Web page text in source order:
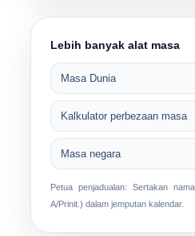
Lebih banyak alat masa
Masa Dunia
Kalkulator perbezaan masa
Masa negara
Petua penjadualan: Sertakan
A/Prinit.) dalam jemputan kalendar.